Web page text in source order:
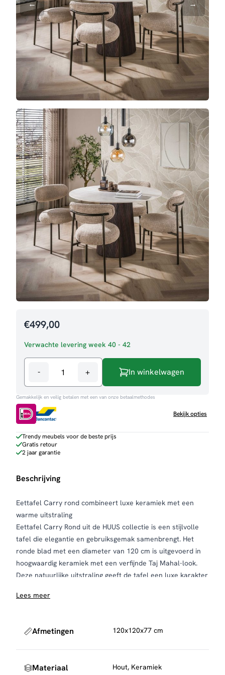
€499,00
Verwachte levering week 40 - 42
-
Carry
rond
aantal
+ In winkelwagen
Gemakkelijk en veilig betalen met een van onze betaalmethodes
Bekijk opties
Trendy meubels voor de beste prijs
Gratis retour
2 jaar garantie
Beschrijving
Eettafel Carry rond combineert luxe keramiek met een
warme uitstraling
Eettafel Carry Rond uit de HUUS collectie is een stijlvolle
tafel die elegantie en gebruiksgemak samenbrengt. Het
ronde blad met een diameter van 120 cm is uitgevoerd in
hoogwaardig keramiek met een verfijnde Taj Mahal-look.
Deze natuurlijke uitstraling geeft de tafel een luxe karakter
eetkamer.
perfect geschikt voor dagelijks en intensief gebruik, zonder
dat speciaal onderhoud nodig is.
eikenhout-look en voorzien van een karakteristiek wave-
Lees meer
Afmetingen 120x120x77 cm
Materiaal Hout, Keramiek